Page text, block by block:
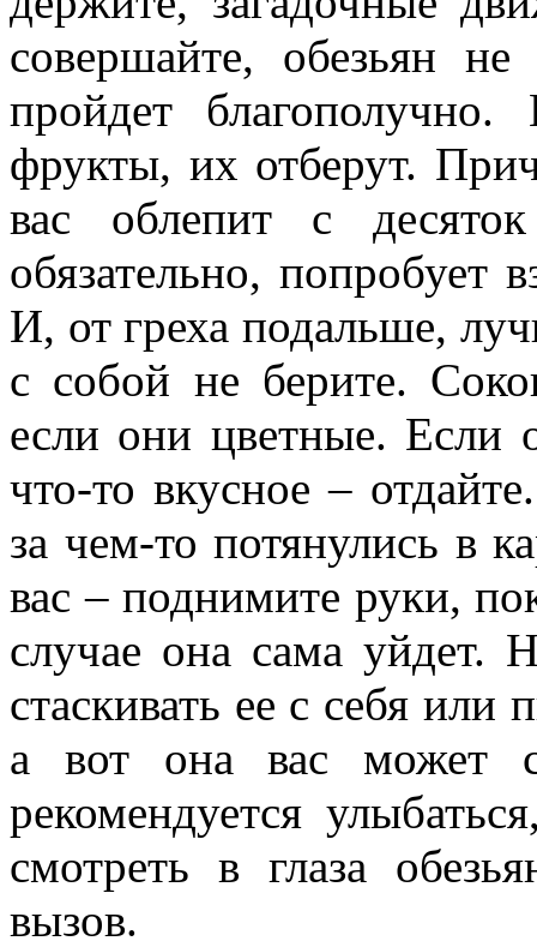
совершайте, обезьян
пройдет
фрукты, их отберут.
вас облепит с
обязательно, попробует
И, от греха подальше,
с собой не берите.
если они цветные. Если
что-то вкусное –
за чем-то потянулись в
вас – поднимите руки,
случае она сама уйдет.
стаскивать ее с себя или
а вот она вас может
рекомендуется
смотреть в глаза
вызов.